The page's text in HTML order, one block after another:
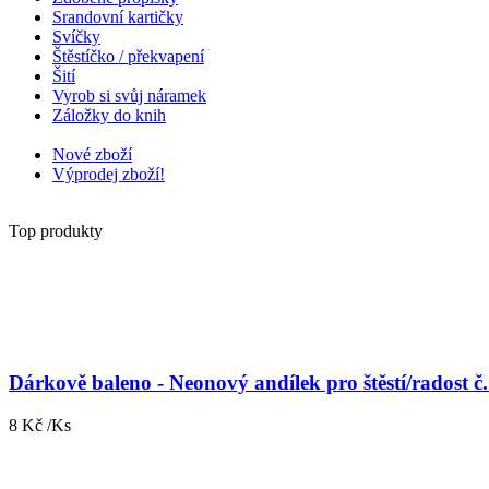
Srandovní kartičky
Svíčky
Štěstíčko / překvapení
Šití
Vyrob si svůj náramek
Záložky do knih
Nové zboží
Výprodej zboží!
Top produkty
Dárkově baleno - Neonový andílek pro štěstí/radost
8 Kč /Ks